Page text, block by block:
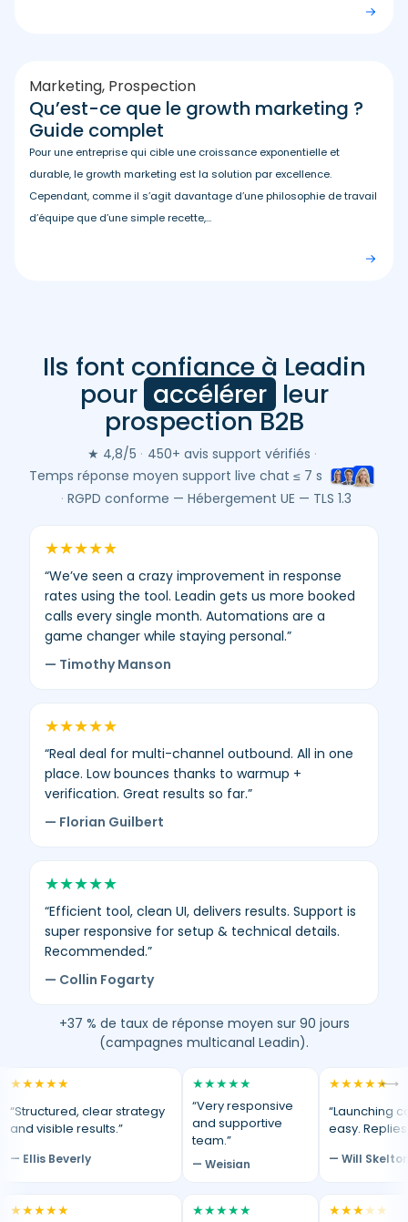
Marketing, Prospection
Qu’est-ce que le growth marketing ?
Guide complet
Pour une entreprise qui cible une croissance exponentielle et
durable, le growth marketing est la solution par excellence.
Cependant, comme il s’agit davantage d’une philosophie de travail
d’équipe que d’une simple recette,...
Avis
Trustpilot)
4,8/5
450+
avis
vérifiés.
Ils font confiance à Leadin
pour accélérer leur
prospection B2B
★ 4,8/5 · 450+ avis support vérifiés ·
Temps réponse moyen support live chat ≤ 7 s
· RGPD conforme — Hébergement UE — TLS 1.3
★★★★★
“We’ve seen a crazy improvement in response
rates using the tool. Leadin gets us more booked
calls every single month. Automations are a
game changer while staying personal.”
— Timothy Manson
★★★★★
“Real deal for multi-channel outbound. All in one
place. Low bounces thanks to warmup +
verification. Great results so far.”
— Florian Guilbert
★★★★★
“Efficient tool, clean UI, delivers results. Support is
super responsive for setup & technical details.
Recommended.”
— Collin Fogarty
+37 % de taux de réponse moyen sur 90 jours
(campagnes multicanal Leadin).
★★★★★
“Structured, clear strategy
and visible results.”
— Ellis Beverly
★★★★★
“Very responsive
and supportive
team.”
— Weisian
★★★★★
“Launching
easy.
— Will
★★★★★ ★★★★★ ★★★★ ★
⟷